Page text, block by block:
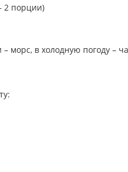
2 порции)
морс, в холодную погоду –